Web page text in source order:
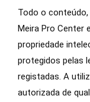
Todo o
Meira Pro Center
propriedade
protegidos pelas
registadas. A
autorizada de